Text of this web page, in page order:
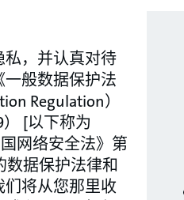
，并认真对待
般数据保护法
Regulation）
） [以下称为
网络安全法》第
数据保护法律和
将从您那里收